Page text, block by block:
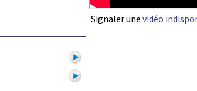
Signaler une vidéo